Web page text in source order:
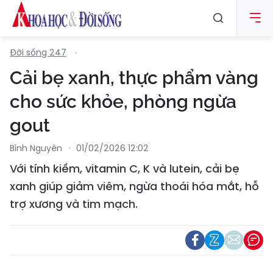
Đời sống 247
Cải bẹ xanh, thực phẩm vàng
cho sức khỏe, phòng ngừa
gout
Bình Nguyên 01/02/2026 12:02
Với tính kiềm, vitamin C, K và lutein, cải bẹ
xanh giúp giảm viêm, ngừa thoái hóa mắt, hỗ
trợ xương và tim mạch.